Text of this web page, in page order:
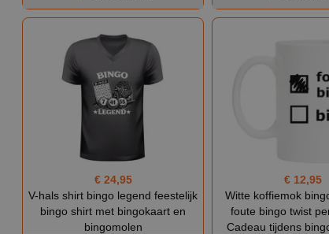
€ 24,95
V-hals shirt bingo legend feestelijk
bingo shirt met bingokaart en
bingomolen
€ 12,95
Witte koffiemok
foute bingo twist
Cadeau tijdens